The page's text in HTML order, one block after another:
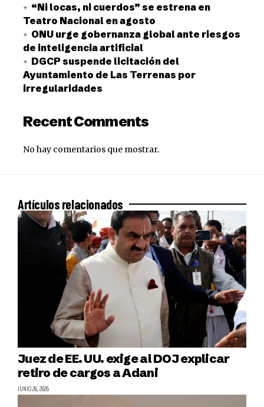
“Ni locas, ni cuerdos” se estrena en
Teatro Nacional en agosto
ONU urge gobernanza global ante riesgos
de inteligencia artificial
DGCP suspende licitación del
Ayuntamiento de Las Terrenas por
irregularidades
Recent Comments
No hay comentarios que mostrar.
Artículos relacionados
Juez de EE. UU. exige al DOJ explicar
retiro de cargos a Adani
JUNIO 26, 2026